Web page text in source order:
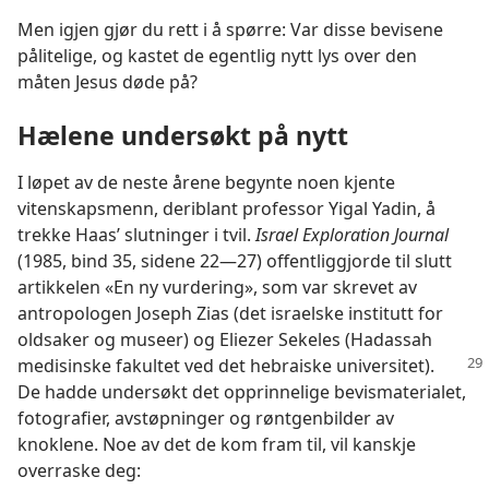
Men igjen gjør du rett i å spørre: Var disse bevisene
pålitelige, og kastet de egentlig nytt lys over den
måten Jesus døde på?
Hælene undersøkt på nytt
I løpet av de neste årene begynte noen kjente
vitenskapsmenn, deriblant professor Yigal Yadin, å
trekke Haas’ slutninger i tvil.Israel Exploration Journal
(1985, bind 35, sidene 22—27) offentliggjorde til slutt
artikkelen «En ny vurdering», som var skrevet av
antropologen Joseph Zias (det israelske institutt for
oldsaker og museer) og Eliezer Sekeles (Hadassah
medisinske fakultet ved det hebraiske universitet).
De hadde undersøkt det opprinnelige bevismaterialet,
fotografier, avstøpninger og røntgenbilder av
knoklene. Noe av det de kom fram til, vil kanskje
overraske deg: